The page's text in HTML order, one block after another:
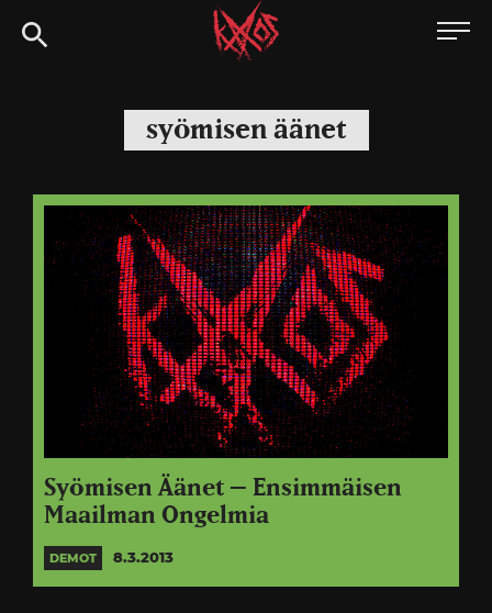
Siirry
suoraan
Kaaoszine
syömisen äänet
Syömisen Äänet – Ensimmäisen
Maailman Ongelmia
DEMOT 8.3.2013